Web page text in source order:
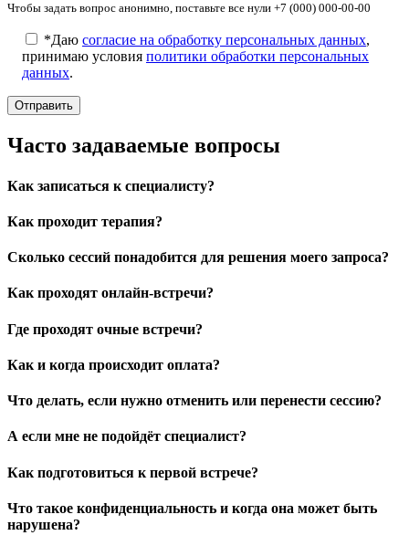
Чтобы задать вопрос анонимно, поставьте все нули +7 (000) 000-00-00
*Даю согласие на обработку персональных данных,
принимаю условия политики обработки персональных
данных.
Часто задаваемые вопросы
Как записаться к специалисту?
Как проходит терапия?
Сколько сессий понадобится для решения моего запроса?
Как проходят онлайн-встречи?
Где проходят очные встречи?
Как и когда происходит оплата?
Что делать, если нужно отменить или перенести сессию?
А если мне не подойдёт специалист?
Как подготовиться к первой встрече?
Что такое конфиденциальность и когда она может быть
нарушена?